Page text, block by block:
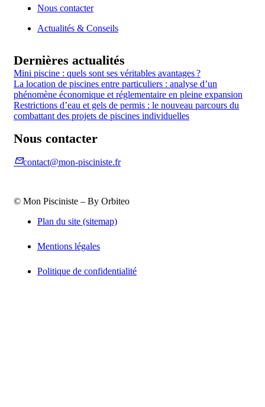
Nous contacter
Actualités & Conseils
Dernières actualités
Mini piscine : quels sont ses véritables avantages ?
La location de piscines entre particuliers : analyse d’un
phénomène économique et réglementaire en pleine expansion
Restrictions d’eau et gels de permis : le nouveau parcours du
combattant des projets de piscines individuelles
Nous contacter
mail_outlinecontact@mon-pisciniste.fr
© Mon Pisciniste – By Orbiteo
Plan du site (sitemap)
Mentions légales
Politique de confidentialité